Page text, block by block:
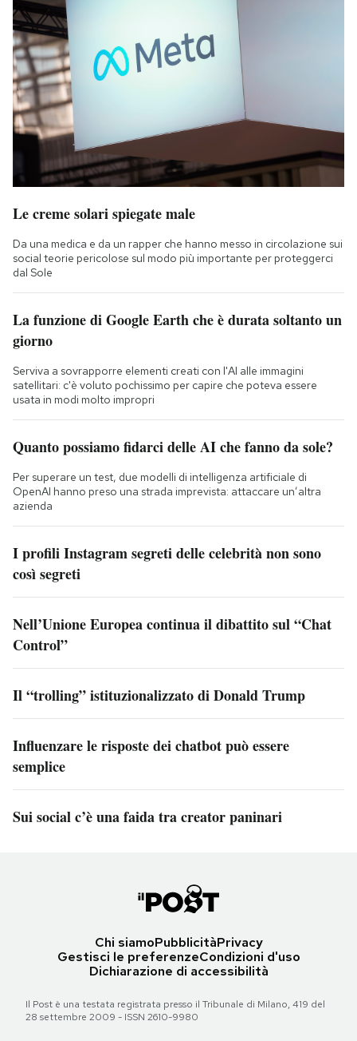
Le creme solari spiegate male
Da una medica e da un rapper che hanno messo in circolazione sui
social teorie pericolose sul modo più importante per proteggerci
dal Sole
La funzione di Google Earth che è durata soltanto un
giorno
Serviva a sovrapporre elementi creati con l'AI alle immagini
satellitari: c'è voluto pochissimo per capire che poteva essere
usata in modi molto impropri
Quanto possiamo fidarci delle AI che fanno da sole?
Per superare un test, due modelli di intelligenza artificiale di
OpenAI hanno preso una strada imprevista: attaccare un’altra
azienda
I profili Instagram segreti delle celebrità non sono
così segreti
Nell’Unione Europea continua il dibattito sul “Chat
Control”
Il “trolling” istituzionalizzato di Donald Trump
Influenzare le risposte dei chatbot può essere
semplice
Sui social c’è una faida tra creator paninari
Chi siamoPubblicitàPrivacy
Gestisci le preferenzeCondizioni d'uso
Dichiarazione di accessibilità
Il Post è una testata registrata presso il Tribunale di Milano, 419 del
28 settembre 2009 - ISSN 2610-9980